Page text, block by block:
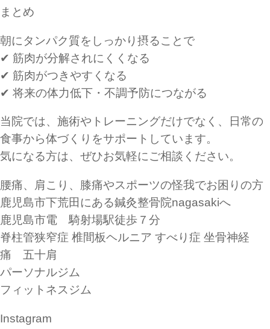
まとめ
朝にタンパク質をしっかり摂ることで
✔ 筋肉が分解されにくくなる
✔ 筋肉がつきやすくなる
✔ 将来の体力低下・不調予防につながる
当院では、施術やトレーニングだけでなく、日常の
食事から体づくりをサポートしています。
気になる方は、ぜひお気軽にご相談ください。
腰痛、肩こり、膝痛やスポーツの怪我でお困りの方
鹿児島市下荒田にある鍼灸整骨院nagasakiへ
鹿児島市電 騎射場駅徒歩７分
脊柱管狭窄症 椎間板ヘルニア すべり症 坐骨神経
痛 五十肩
パーソナルジム
フィットネスジム
Instagram